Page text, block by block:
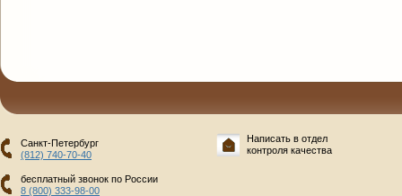
Санкт-Петербург
(812) 740-70-40
бесплатный звонок по России
8 (800) 333-98-00
Написать в отдел
контроля качества